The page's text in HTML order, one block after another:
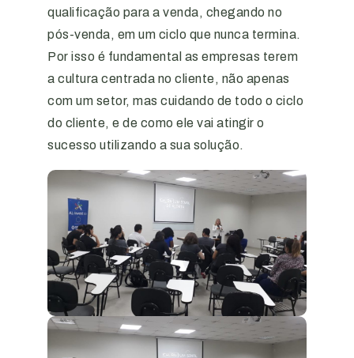
qualificação para a venda, chegando no
pós-venda, em um ciclo que nunca termina.
Por isso é fundamental as empresas terem
a cultura centrada no cliente, não apenas
com um setor, mas cuidando de todo o ciclo
do cliente, e de como ele vai atingir o
sucesso utilizando a sua solução.